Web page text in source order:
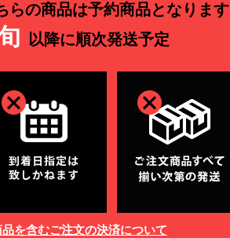
らの商品は予約商品となります
以降に順次発送予定
を含むご注文の決済について